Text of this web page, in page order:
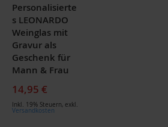
Personalisierte
s LEONARDO
Weinglas mit
Gravur als
Geschenk für
Mann & Frau
14,95 €
Inkl. 19% Steuern, exkl.
Versandkosten